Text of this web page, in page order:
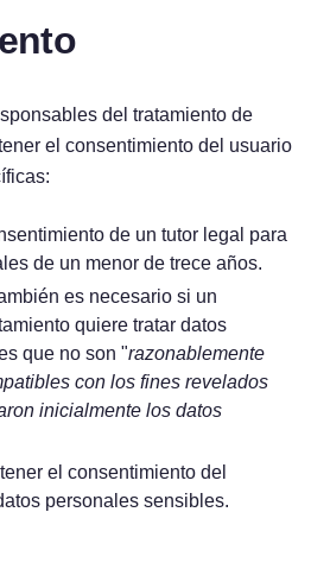
del tratamiento de
el consentimiento del usuario
de un tutor legal para
de un menor de trece años.
es necesario si un
quiere tratar datos
que no son "razonablemente
con los fines revelados
inicialmente los datos
el consentimiento del
personales sensibles.